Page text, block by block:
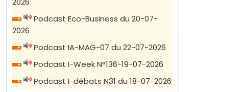
Podcast Eco-Business du 20-07-
2026
Podcast IA-MAG-07 du 22-07-2026
Podcast I-Week N°136-19-07-2026
Podcast I-débats N31 du 18-07-2026